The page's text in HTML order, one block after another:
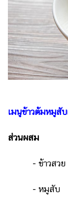
เมนูข้าวต้มหมูสั
ส่วนผสม
- ข้าวสวย
- หมูสับ